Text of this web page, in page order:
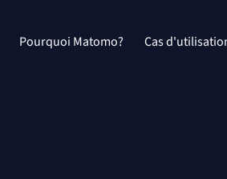
Pourquoi Matomo? Cas